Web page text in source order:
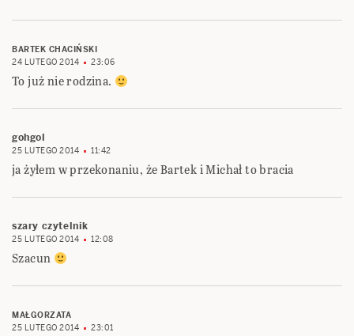
BARTEK CHACIŃSKI
24 LUTEGO 2014
23:06
To już nie rodzina.
gohgol
25 LUTEGO 2014 11:42
ja żyłem w przekonaniu, że Bartek i Michał to bracia
szary czytelnik
25 LUTEGO 2014 12:08
Szacun
MAŁGORZATA
25 LUTEGO 2014
23:01